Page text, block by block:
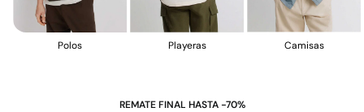
Polos Playeras Camisas
REMATE FINAL HASTA -70%